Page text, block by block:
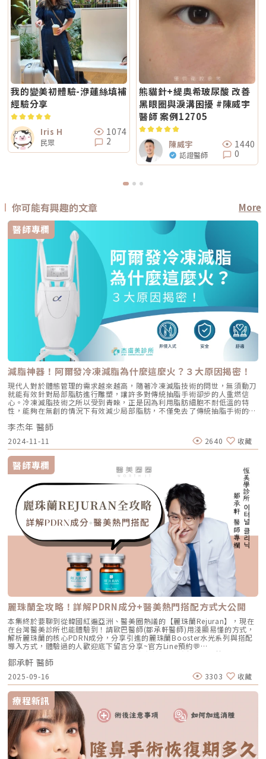
我的變美初體驗-洢蓮絲填補
經驗分享
Iris H
民眾
1074
2
熊貓針+緹奧希玻尿酸 改善
黑眼圈與淚溝困擾 #陳威宇
醫師 案例12705
陳威宇
認證醫師
1440
0
你可能有興趣的文章
More
醫師專欄
減脂神器！阿爾發冷凍減脂為什麼這麼火？３大原因揭密！
現代人對於體態管理的需求越來越高，隨著冷凍減脂技術的問世，無須動刀
就能有效針對局部脂肪進行雕塑，讓許多對傳統抽脂手術卻步的人重燃信
心。冷凍減脂技術之所以受到青睞，正是因為利用脂肪細胞不耐低溫的特
性，能夠在無創的情況下有效減少局部脂肪，不僅免去了傳統抽脂手術的風
險，還能達到如大腿、腹部塑形的效果。然而，市面上的冷凍減脂機型繁
多，阿爾發冷凍減脂為何能在激烈的競爭中脫穎而出，這款機型究竟擁有什
麼魅力，讓它在短短時間內成為市場的寵兒？在接下來的內容中，我們將深
入介紹阿爾發冷凍減脂受到熱烈歡迎的３大原因，不僅讓您了解它的技術優
勢，更揭示它如何輕鬆幫助現代人打造緊緻曲線，重拾自信美麗。冷凍減脂
推薦阿爾發的原因1：６種以上探頭，完美貼合全身曲線推薦阿爾發冷凍減
脂的原因之一，就是它擁有超過６種專用探頭，能針對不同部位精準設計，
無論是雙下巴、後背、蝴蝶袖、大腿、腹部，甚至腰間的頑固脂肪，都可以
有效貼合並進行冷凍減脂。多樣化探頭的設計不僅讓治療更加精準，還能確
保每個部位的脂肪都能被均勻處理，帶來更加理想的瘦身效果。相較之下，
其他品牌的冷凍減脂機種探頭選擇較少，無法完全貼合身體各部位的曲線，
減脂效果自然也大打折扣。阿爾發冷凍減脂則透過多種探頭設計來提升治療
的靈活性與舒適性，讓使用者能在短時間內感受到均勻且顯著的減脂效果，
因此深受愛美人士的喜愛，被譽為「減脂神器」。冷凍減脂推薦阿爾發原因
2：360度環繞冷凍+60kpa高負壓，無可比擬！冷凍減脂的效果關鍵在於技
術專利設計以及腹部吸引的強度。當負壓越高時，能更有效地吸附脂肪細
胞，讓冷凍治療更深入，進而達到更好的減脂效果。阿爾發冷凍減脂的
60kpa高負壓技術正是其中的亮點，能夠最大化脂肪的吸附與冷凍效果，讓
每次治療都能帶來可見的變化。此外，阿爾發的360度環繞式探頭設計更進
一步提升了冷凍治療的均勻性。全方位的冷凍覆蓋，能讓每個治療部位都受
到均勻的冷凍處理，避免冷凍效果不均或局部過度治療，達到最佳的減脂效
果。不僅提升了治療的精確度，也讓減脂過程更加安全和舒適。冷凍減脂推
薦阿爾發原因3：雙探頭同步治療，40分鐘省時高效！傳統的冷凍減脂儀器
像是酷塑冷凍減脂，一次治療只有一個探頭，需要35分鐘才能完成單部位的
處理。如果需要同時處理兩個部位，治療時間則需要延長到70分鐘，時間上
相對比較長。這樣的治療過程雖然有效，但在時間上往往會讓許多人猶豫。
相比之下，阿爾發冷凍減脂則提供了雙探頭設計，單次治療就能同時處理兩
個部位，且僅需40分鐘，大大縮短了治療時間。這樣的高效設計，不僅能節
省時間，也讓愛美人士能在繁忙的生活中，更輕鬆地進行冷凍減脂，達到理
想的塑身效果。《點擊看完整文章介紹》
李杰年 醫師
2024-11-11 2640 收藏
醫師專欄
麗珠蘭全攻略！詳解PDRN成分+醫美熱門搭配方式大公開
本集終於要聊到從韓國紅遍亞洲、醫美圈熱議的【麗珠蘭Rejuran】，現在
在台灣醫美診所也能體驗到！請歐巴醫師(鄒承軒醫師)用淺顯易懂的方式，
解析麗珠蘭的核心PDRN成分，分享引進的麗珠蘭Booster水光系列與搭配
導入方式，體驗過的人歡迎底下留言分享~官方Line預約💬
https://lin.ee/6XrHCWv▼你或許對這集有興趣▼預測2025大勢醫美🔥神
醫鐵口直斷「三大趨勢」皮膚下垂、膚況全有解！重點摘要：00:00 前情提
要 精采預告01:09 麗珠蘭核心成分/劑型說明02:18 三大輔助導入的方式
04:11 解析Skin Booster趨勢04:34 麗珠蘭/喬雅露/外泌體差別？06:08 麗
珠蘭的保養頻率建議？恆美學診所 이터널 클리닉Line官方帳號🔍
https://lihi.cc/v6Jgd恆美學官網🔍https://www.eternal-aesthetic.com/
醫些小事YT頻道🔍https://youtube.com/@eternalclinictw恆美學
instagram🔍https://www.instagram.com/eternalclinictw/恆美學FB專
頁🔍https://www.facebook.com/eternalclinictw來自韓國的醫美👨‍⚕️對的
事持之以恆▹小巨蛋📍台北市南京東路四段56號2樓電話： (02)25776622▹
中山📍台北市南京東路一段46號7樓電話：(02)25432009▹信義📍台北市忠
孝東路四段565號1樓電話：(02)27658889
鄒承軒 醫師
2025-09-16 3303 收藏
療程新訊